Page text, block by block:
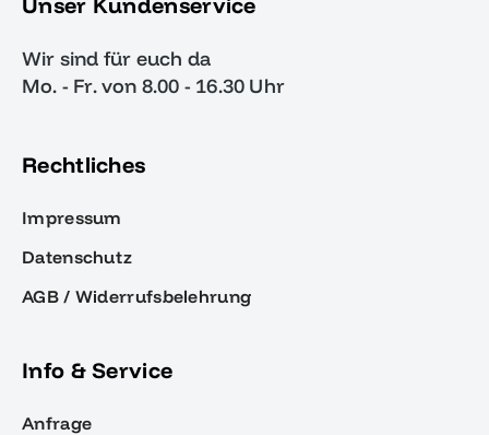
Wir sind für euch da
Mo. - Fr. von 8.00 - 16.30 Uhr
Rechtliches
Impressum
Datenschutz
AGB / Widerrufsbelehrung
Info & Service
Anfrage